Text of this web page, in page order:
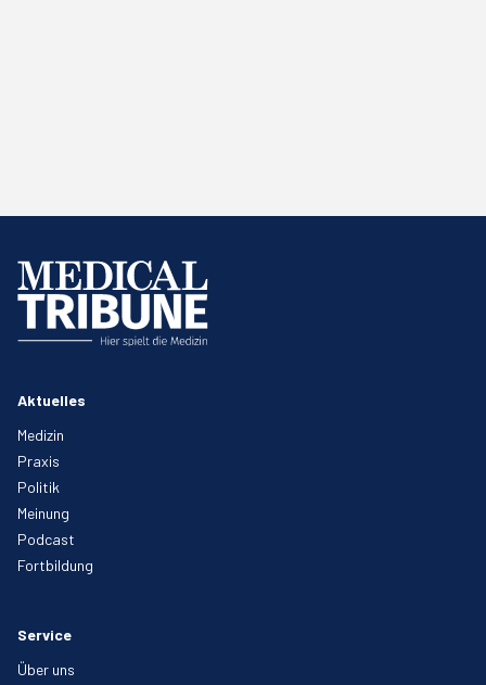
Aktuelles
Medizin
Praxis
Politik
Meinung
Podcast
Fortbildung
Service
Über uns